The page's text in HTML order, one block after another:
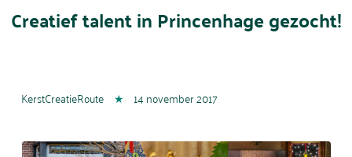
Creatief talent in Princenhage gezocht!
KerstCreatieRoute ★ 14 november 2017